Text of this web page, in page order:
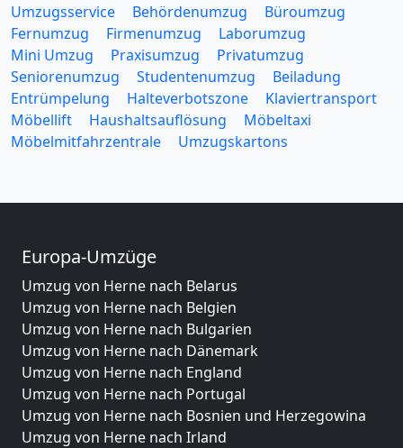
Umzugsservice Behördenumzug
Büroumzug
Fernumzug
Firmenumzug
Laborumzug
Mini Umzug
Praxisumzug
Privatumzug
Seniorenumzug
Studentenumzug
Beiladung
Entrümpelung
Halteverbotszone
Klaviertransport
Möbellift
Haushaltsauflösung
Möbeltaxi
Möbelmitfahrzentrale
Umzugskartons
Europa-Umzüge
Umzug von Herne nach Belarus
Umzug von Herne nach Belgien
Umzug von Herne nach Bulgarien
Umzug von Herne nach Dänemark
Umzug von Herne nach England
Umzug von Herne nach Portugal
Umzug von Herne nach Bosnien und Herzegowina
Umzug von Herne nach Irland